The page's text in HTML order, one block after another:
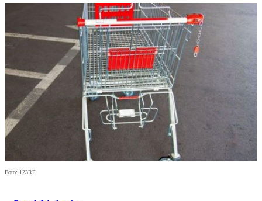
Foto: 123RF